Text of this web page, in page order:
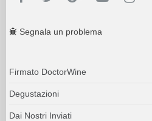
Segnala un problema
Firmato DoctorWine
Degustazioni
Dai Nostri Inviati